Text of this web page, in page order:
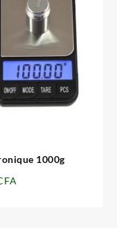
1000g